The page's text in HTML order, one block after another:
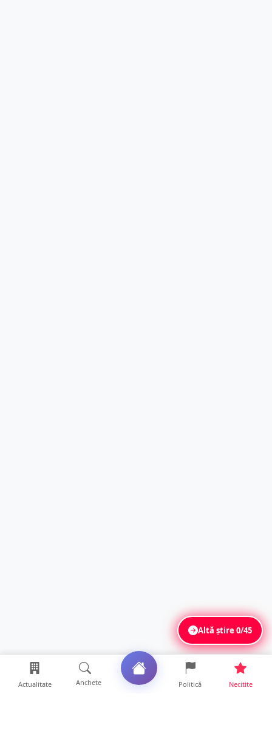
Altă știre0/45
Actualitate Anchete Politică Necitite